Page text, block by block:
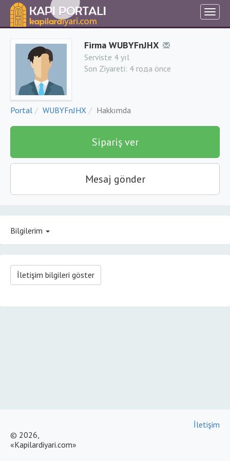
Firma WUBYFnJHX
Serviste 4 yıl
Son Ziyareti: 4 года önce
Portal WUBYFnJHX Hakkımda
Sipariş ver
Mesaj gönder
Bilgilerim
İletişim bilgileri göster
© 2026,
«Kapilardiyari.com»
İletişim